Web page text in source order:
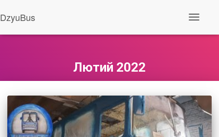
DzyuBus
Лютий 2022